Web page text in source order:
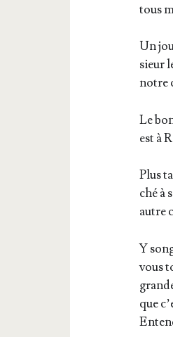
tous
Un
sieur
notre
Le
est à
Plus
ché à
autre
Y
vous
que